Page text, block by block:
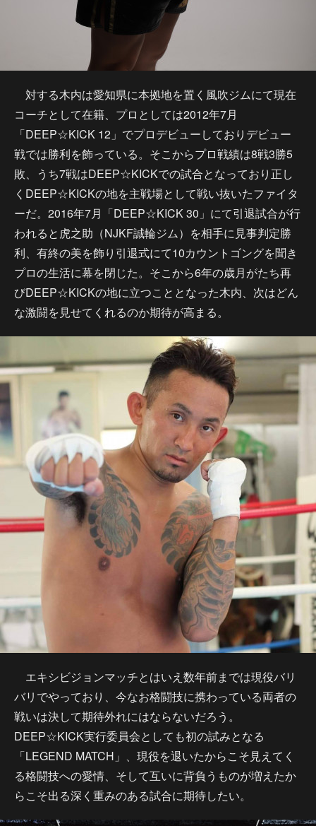
対する木内は愛知県に本拠地を置く風吹ジムにて現在
コーチとして在籍、プロとしては2012年7月
「DEEP☆KICK 12」でプロデビューしておりデビュー
戦では勝利を飾っている。そこからプロ戦績は8戦3勝5
敗、うち7戦はDEEP☆KICKでの試合となっており正し
くDEEP☆KICKの地を主戦場として戦い抜いたファイタ
ーだ。2016年7月「DEEP☆KICK 30」にて引退試合が行
われると虎之助（NJKF誠輪ジム）を相手に見事判定勝
利、有終の美を飾り引退式にて10カウントゴングを聞き
プロの生活に幕を閉じた。そこから6年の歳月がたち再
びDEEP☆KICKの地に立つこととなった木内、次はどん
な激闘を見せてくれるのか期待が高まる。
エキシビジョンマッチとはいえ数年前までは現役バリ
バリでやっており、今なお格闘技に携わっている両者の
戦いは決して期待外れにはならないだろう。
DEEP☆KICK実行委員会としても初の試みとなる
「LEGEND MATCH」、現役を退いたからこそ見えてく
る格闘技への愛情、そして互いに背負うものが増えたか
らこそ出る深く重みのある試合に期待したい。